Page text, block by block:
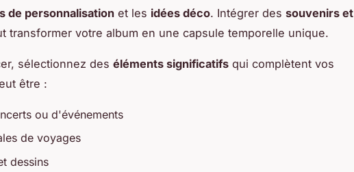
de personnalisation et les idées déco. Intégrer des souvenirs et
transformer votre album en une capsule temporelle unique.
sélectionnez des éléments significatifs qui complètent vos
être :
ou d'événements
de voyages
dessins